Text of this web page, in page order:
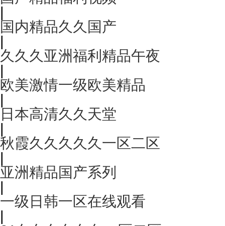
|
国内精品久久国产
|
久久久亚洲福利精品午夜
|
欧美激情一级欧美精品
|
日本高清久久天堂
|
秋霞久久久久久一区二区
|
亚洲精品国产系列
|
一级日韩一区在线观看
|